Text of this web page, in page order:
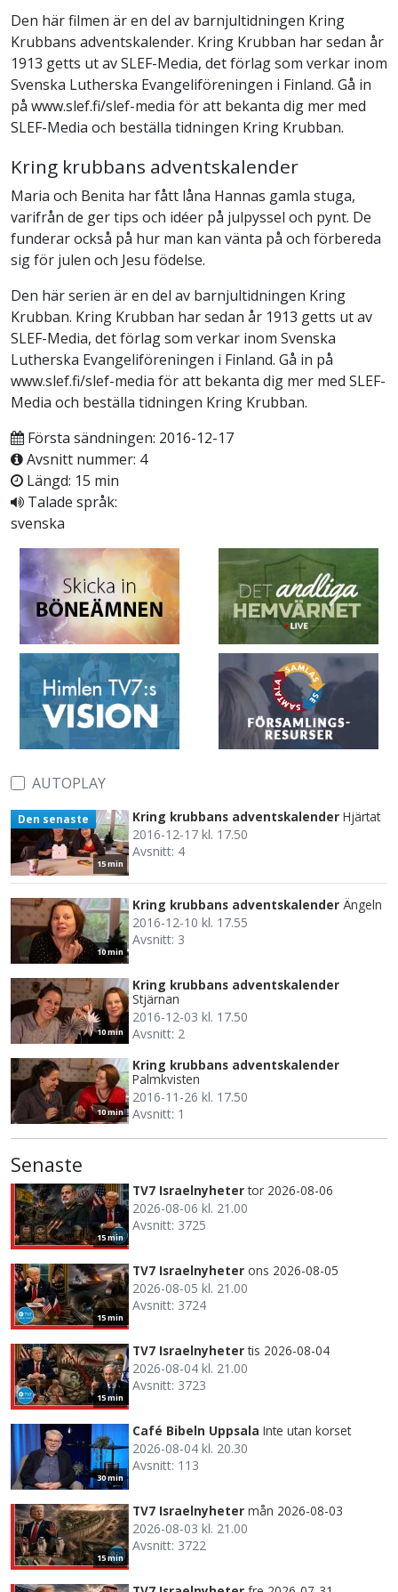
Den här filmen är en del av barnjultidningen Kring
Krubbans adventskalender. Kring Krubban har sedan år
1913 getts ut av SLEF-Media, det förlag som verkar inom
Svenska Lutherska Evangeliföreningen i Finland. Gå in
på www.slef.fi/slef-media för att bekanta dig mer med
SLEF-Media och beställa tidningen Kring Krubban.
Kring krubbans adventskalender
Maria och Benita har fått låna Hannas gamla stuga,
varifrån de ger tips och idéer på julpyssel och pynt. De
funderar också på hur man kan vänta på och förbereda
sig för julen och Jesu födelse.
Den här serien är en del av barnjultidningen Kring
Krubban. Kring Krubban har sedan år 1913 getts ut av
SLEF-Media, det förlag som verkar inom Svenska
Lutherska Evangeliföreningen i Finland. Gå in på
www.slef.fi/slef-media för att bekanta dig mer med SLEF-
Media och beställa tidningen Kring Krubban.
Första sändningen: 2016-12-17
Avsnitt nummer: 4
Längd: 15 min
Talade språk:
svenska
AUTOPLAY
15 min
Den senaste Kring krubbans adventskalender Hjärtat
2016-12-17 kl. 17.50
Avsnitt: 4
10 min
Kring krubbans adventskalender Ängeln
2016-12-10 kl. 17.55
Avsnitt: 3
10 min
Kring krubbans adventskalender
Stjärnan
2016-12-03 kl. 17.50
Avsnitt: 2
10 min
Kring krubbans adventskalender
Palmkvisten
2016-11-26 kl. 17.50
Avsnitt: 1
Senaste
15 min
TV7 Israelnyheter tor 2026-08-06
2026-08-06 kl. 21.00
Avsnitt: 3725
15 min
TV7 Israelnyheter ons 2026-08-05
2026-08-05 kl. 21.00
Avsnitt: 3724
15 min
TV7 Israelnyheter tis 2026-08-04
2026-08-04 kl. 21.00
Avsnitt: 3723
30 min
Café Bibeln Uppsala Inte utan korset
2026-08-04 kl. 20.30
Avsnitt: 113
15 min
TV7 Israelnyheter mån 2026-08-03
2026-08-03 kl. 21.00
Avsnitt: 3722